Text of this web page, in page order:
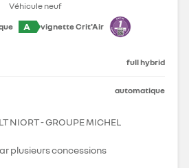
Véhicule neuf
A vignette Crit'Air
full hybrid
automatique
NIORT - GROUPE MICHEL
plusieurs concessions